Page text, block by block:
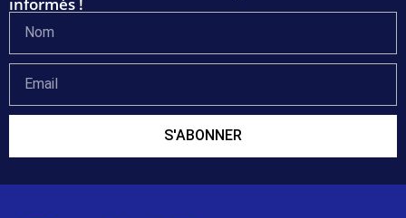
S'ABONNER